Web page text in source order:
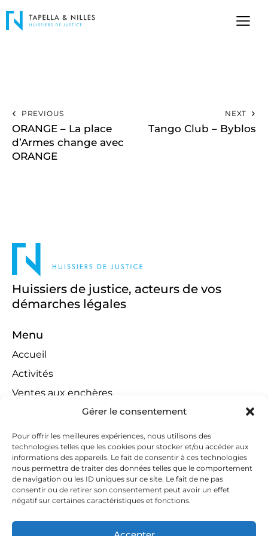
Gérer le consentement
Pour offrir les meilleures expériences, nous utilisons des
technologies telles que les cookies pour stocker et/ou accéder aux
informations des appareils. Le fait de consentir à ces technologies
nous permettra de traiter des données telles que le comportement
de navigation ou les ID uniques sur ce site. Le fait de ne pas
consentir ou de retirer son consentement peut avoir un effet
négatif sur certaines caractéristiques et fonctions.
PREVIOUS
ORANGE – La place
d’Armes change avec
ORANGE
NEXT
Tango Club – Byblos
Huissiers de justice, acteurs de vos
démarches légales
Menu
Accueil
Activités
Ventes aux enchères
Compétences territoriales
Jeux concours
Liens
Contact
Contactez-nous
huissiers@tapella-nilles.lu